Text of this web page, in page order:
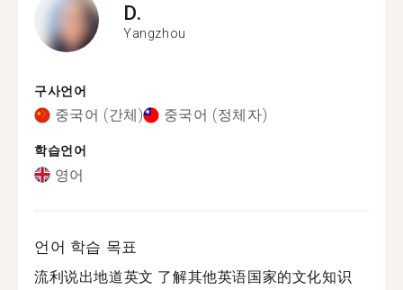
D.
Yangzhou
구사언어
중국어 (간체) 중국어 (정체자)
학습언어
영어
언어 학습 목표
流利说出地道英文 了解其他英语国家的文化知识